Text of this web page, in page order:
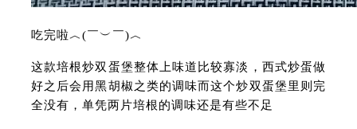
吃完啦︿(￣︶￣)︿
这款培根炒双蛋堡整体上味道比较寡淡，西式炒蛋做
好之后会用黑胡椒之类的调味而这个炒双蛋堡里则完
全没有，单凭两片培根的调味还是有些不足